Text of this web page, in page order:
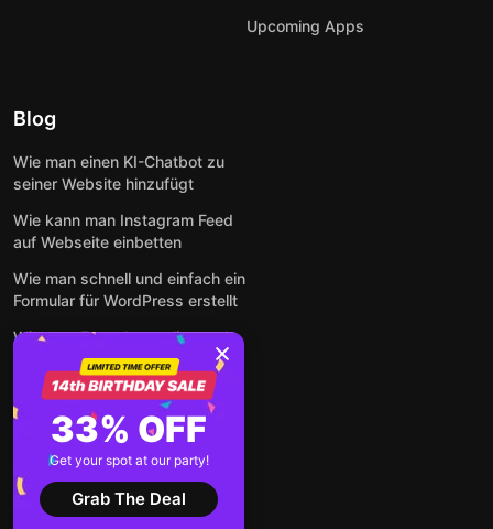
Upcoming Apps
Blog
Wie man einen KI-Chatbot zu
seiner Website hinzufügt
Wie kann man Instagram Feed
auf Webseite einbetten
Wie man schnell und einfach ein
Formular für WordPress erstellt
Wie man Formulare online und
kostenlos auf jeder Website
einbettet
So betten Sie Google-
Bewertungen kostenlos auf
einer Website ein
Alle Beiträge anzeigen
33% OFF
Get your spot at our party!
Grab The Deal